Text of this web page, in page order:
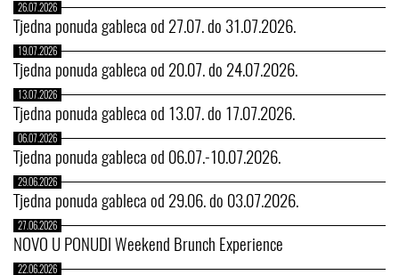
26.07.2026
Tjedna ponuda gableca od 27.07. do 31.07.2026.
19.07.2026
Tjedna ponuda gableca od 20.07. do 24.07.2026.
13.07.2026
Tjedna ponuda gableca od 13.07. do 17.07.2026.
06.07.2026
Tjedna ponuda gableca od 06.07.-10.07.2026.
29.06.2026
Tjedna ponuda gableca od 29.06. do 03.07.2026.
27.06.2026
NOVO U PONUDI Weekend Brunch Experience
22.06.2026